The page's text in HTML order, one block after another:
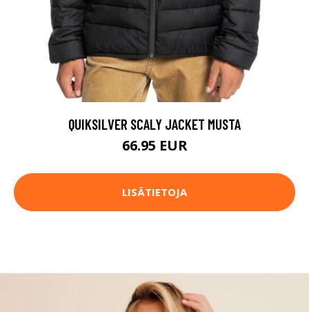
QUIKSILVER SCALY JACKET MUSTA
66.95 EUR
LISÄTIETOJA